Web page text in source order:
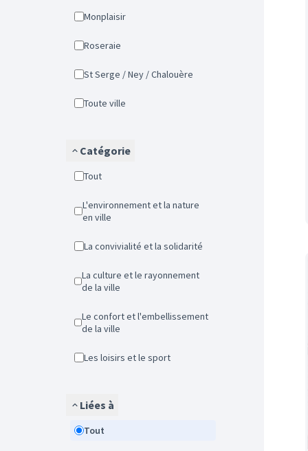
Monplaisir
Roseraie
St Serge / Ney / Chalouère
Toute ville
Catégorie
Tout
L'environnement et la nature
en ville
La convivialité et la solidarité
La culture et le rayonnement
de la ville
Le confort et l'embellissement
de la ville
Les loisirs et le sport
Liées à
Tout